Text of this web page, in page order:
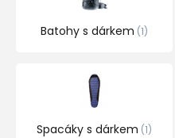
Batohy s dárkem 1
Spacáky s dárkem 1